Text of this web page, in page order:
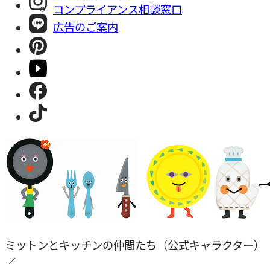
コンプライアンス相談窓⼝
広告のご案内
ミットンとキッチンの仲間たち（公式キャラクター）